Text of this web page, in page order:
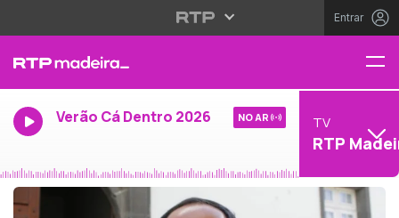
Entrar
Verão Cá Dentro 2026 NO AR TV
RTP